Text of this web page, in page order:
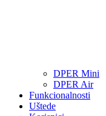
DPER Mini
DPER Air
Funkcionalnosti
Uštede